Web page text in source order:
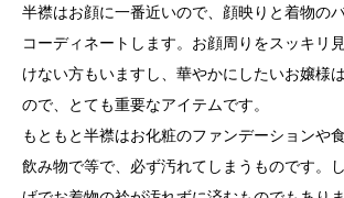
半襟はお顔に一番近いので、顔映りと着物の
コーディネートします。お顔周りをスッキリ
けない方もいますし、華やかにしたいお嬢様
ので、とても重要なアイテムです。
もともと半襟はお化粧のファンデーションや
飲み物で等で、必ず汚れてしまうものです。